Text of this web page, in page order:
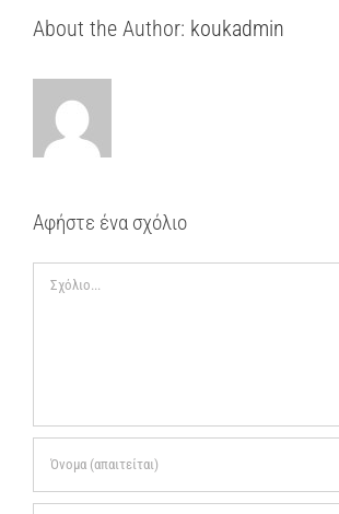
About the Author: koukadmin
Αφήστε ένα σχόλιο
Σχόλιο